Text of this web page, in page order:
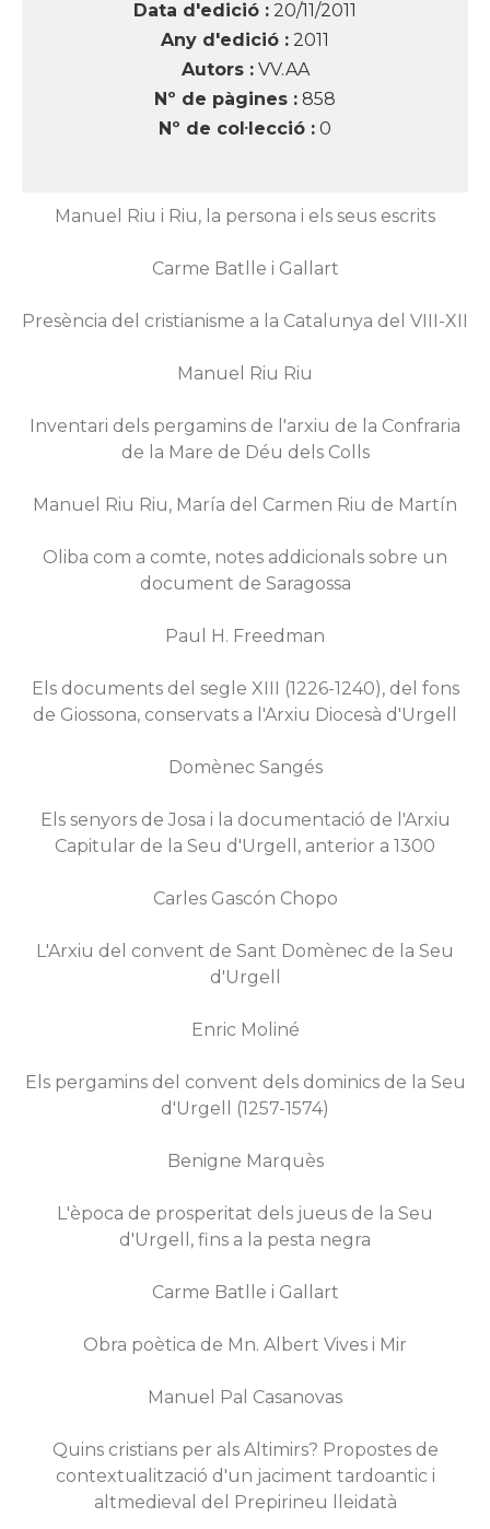
Data d'edició : 20/11/2011
Any d'edició : 2011
Autors : VV.AA
Nº de pàgines : 858
Nº de col·lecció : 0
Manuel Riu i Riu, la persona i els seus escrits
Carme Batlle i Gallart
Presència del cristianisme a la Catalunya del VIII-XII
Manuel Riu Riu
Inventari dels pergamins de l'arxiu de la Confraria
de la Mare de Déu dels Colls
Manuel Riu Riu, María del Carmen Riu de Martín
Oliba com a comte, notes addicionals sobre un
document de Saragossa
Paul H. Freedman
Els documents del segle XIII (1226-1240), del fons
de Giossona, conservats a l'Arxiu Diocesà d'Urgell
Domènec Sangés
Els senyors de Josa i la documentació de l'Arxiu
Capitular de la Seu d'Urgell, anterior a 1300
Carles Gascón Chopo
L'Arxiu del convent de Sant Domènec de la Seu
d'Urgell
Enric Moliné
Els pergamins del convent dels dominics de la Seu
d'Urgell (1257-1574)
Benigne Marquès
L'època de prosperitat dels jueus de la Seu
d'Urgell, fins a la pesta negra
Carme Batlle i Gallart
Obra poètica de Mn. Albert Vives i Mir
Manuel Pal Casanovas
Quins cristians per als Altimirs? Propostes de
contextualització d'un jaciment tardoantic i
altmedieval del Prepirineu lleidatà